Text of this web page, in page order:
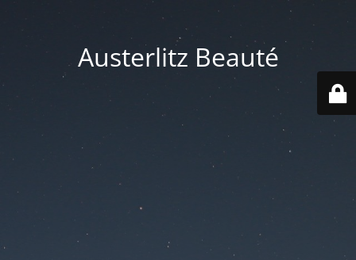
Austerlitz Beauté